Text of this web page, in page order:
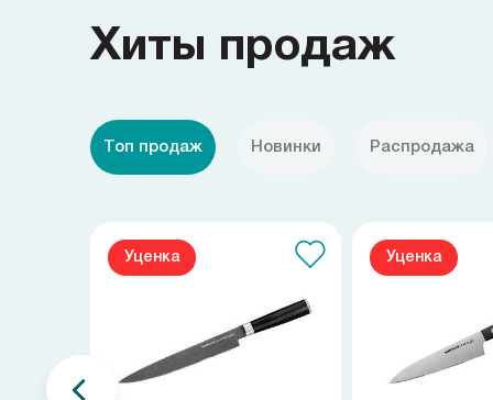
Хиты продаж
Топ продаж Новинки Распродажа
Уценка Уценка